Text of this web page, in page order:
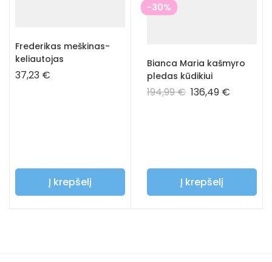
Frederikas meškinas-
keliautojas
37,23 €
Į krepšelį
-30%
Bianca Maria kašmyro
pledas kūdikiui
194,99€ 136,49 €
Į krepšelį